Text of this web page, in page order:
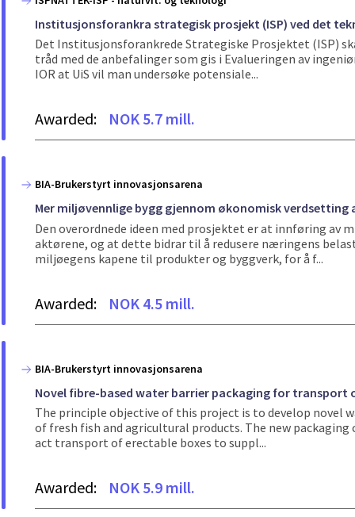
Institusjonsforankra strategisk prosjekt (ISP) ved det
Det Institusjonsforankrede Strategiske Prosjektet (ISP)
tråd med de anbefalinger som gis i Evalueringen av
IOR at UiS vil man undersøke potensiale...
Awarded: NOK 5.7 mill.
BIA-Brukerstyrt innovasjonsarena
Mer miljøvennlige bygg gjennom økonomisk verdsetting
Den overordnede ideen med prosjektet er at innføring
aktørene, og at dette bidrar til å redusere næringens
miljøegens kapene til produkter og byggverk, for å f...
Awarded: NOK 4.5 mill.
BIA-Brukerstyrt innovasjonsarena
Novel fibre-based water barrier packaging for
The principle objective of this project is to develop novel
of fresh fish and agricultural products. The new
act transport of erectable boxes to suppl...
Awarded: NOK 5.9 mill.